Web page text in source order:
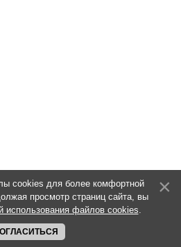
cookies для более комфортной
просмотр страниц сайта, вы
использования файлов cookies.